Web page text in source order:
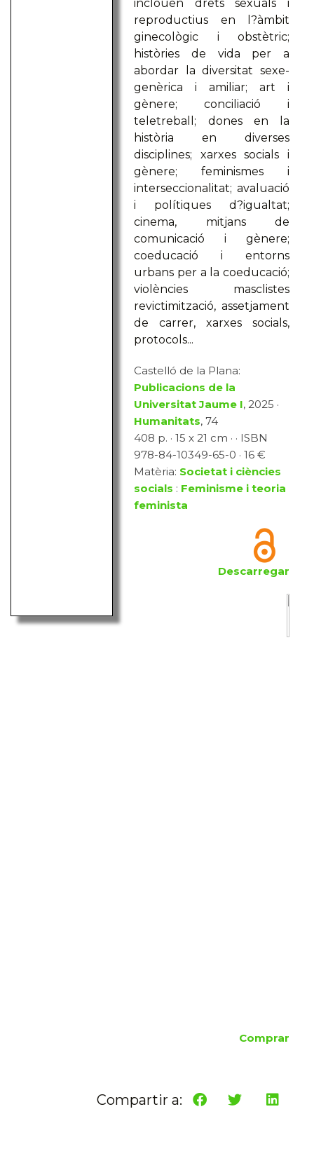
inclouen drets sexuals i
reproductius en l?àmbit
ginecològic i obstètric;
històries de vida per a
abordar la diversitat sexe-
genèrica i amiliar; art i
gènere; conciliació i
teletreball; dones en la
història en diverses
disciplines; xarxes socials i
gènere; feminismes i
interseccionalitat; avaluació
i polítiques d?igualtat;
cinema, mitjans de
comunicació i gènere;
coeducació i entorns
urbans per a la coeducació;
violències masclistes
revictimització, assetjament
de carrer, xarxes socials,
protocols...
Castelló de la Plana:
Publicacions de la
Universitat Jaume I, 2025 ·
Humanitats, 74
408 p. · 15 x 21 cm · · ISBN
978-84-10349-65-0 · 16 €
Matèria: Societat i ciències
socials : Feminisme i teoria
feminista
Descarregar
Comprar
Compartir a: